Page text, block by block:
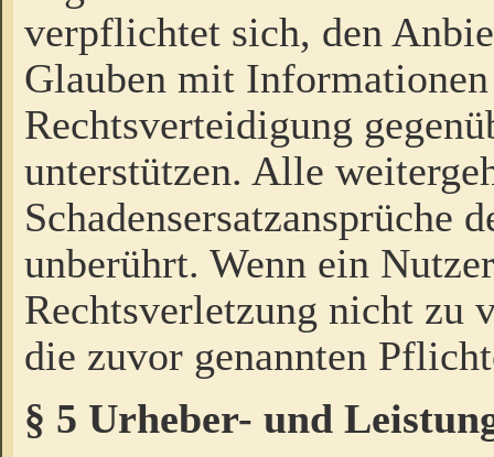
verpflichtet sich, den
Glauben mit
Rechtsverteidigung
unterstützen. Alle
Schadensersatzansprüche
unberührt. Wenn ein
Rechtsverletzung nicht zu
die zuvor genannten
§ 5 Urheber- und